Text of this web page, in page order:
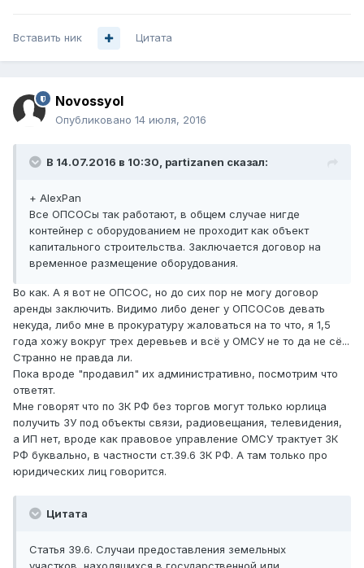
Вставить ник Цитата
Novossyol
Опубликовано 14 июля, 2016
В 14.07.2016 в 10:30, partizanen сказал:
+ AlexPan
Все ОПСОСы так работают, в общем случае нигде
контейнер с оборудованием не проходит как объект
капитального строительства. Заключается договор на
временное размещение оборудования.
Во как. А я вот не ОПСОС, но до сих пор не могу договор
аренды заключить. Видимо либо денег у ОПСОСов девать
некуда, либо мне в прокуратуру жаловаться на то что, я 1,5
года хожу вокруг трех деревьев и всё у ОМСУ не то да не сё...
Странно не правда ли.
Пока вроде "продавил" их административно, посмотрим что
ответят.
Мне говорят что по ЗК РФ без торгов могут только юрлица
получить ЗУ под объекты связи, радиовещания, телевидения,
а ИП нет, вроде как правовое управление ОМСУ трактует ЗК
РФ буквально, в частности ст.39.6 ЗК РФ. А там только про
юридических лиц говорится.
Цитата
Статья 39.6. Случаи предоставления земельных